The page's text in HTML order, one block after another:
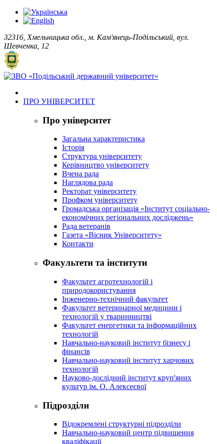
32316, Хмельницька обл., м. Кам'янець-Подільський, вул.
Шевченка, 12
ПРО УНІВЕРСИТЕТ
Про університет
Загальна характеристика
Історія
Структура університету
Керівництво університету
Вчена рада
Наглядова рада
Ректорат університету
Профком університету
Громадська організація «Інститут соціально-
економічних регіональних досліджень»
Рада ветеранів
Газета «Вісник Університету»
Контакти
Факультети та інститути
Факультет агротехнологій і
природокористування
Інженерно-технічний факультет
Факультет ветеринарної медицини і
технологій у тваринництві
Факультет енергетики та інформаційних
технологій
Навчально-науковий інститут бізнесу і
фінансів
Навчально-науковий інститут харчових
технологій
Науково-дослідний інститут круп'яних
культур ім. О. Алексеєвої
Підрозділи
Відокремлені структурні підрозділи
Навчально-науковий центр підвищення
кваліфікації